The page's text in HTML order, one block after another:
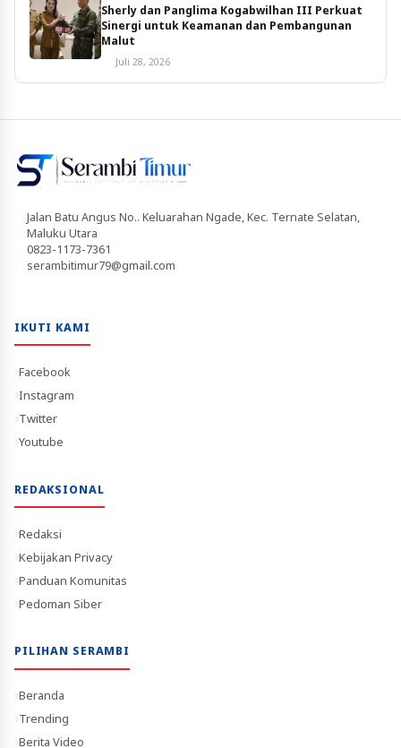
Sherly dan Panglima Kogabwilhan III Perkuat
Sinergi untuk Keamanan dan Pembangunan
Malut
Juli 28, 2026
Jalan Batu Angus No.. Keluarahan Ngade, Kec. Ternate Selatan,
Maluku Utara
0823-1173-7361
serambitimur79@gmail.com
IKUTI KAMI
Facebook
Instagram
Twitter
Youtube
REDAKSIONAL
Redaksi
Kebijakan Privacy
Panduan Komunitas
Pedoman Siber
PILIHAN SERAMBI
Beranda
Trending
Berita Video